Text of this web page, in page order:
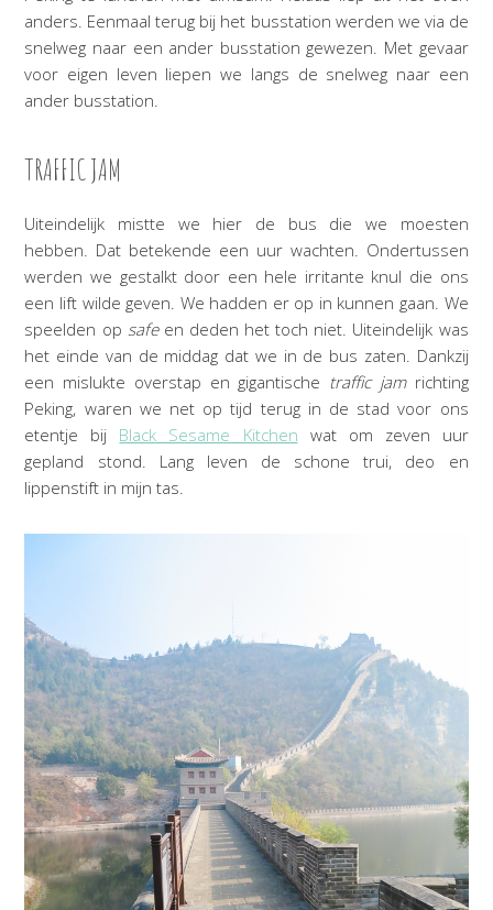
anders. Eenmaal terug bij het busstation werden we via de
snelweg naar een ander busstation gewezen. Met gevaar
voor eigen leven liepen we langs de snelweg naar een
ander busstation.
TRAFFIC JAM
Uiteindelijk mistte we hier de bus die we moesten
hebben. Dat betekende een uur wachten. Ondertussen
werden we gestalkt door een hele irritante knul die ons
een lift wilde geven. We hadden er op in kunnen gaan. We
speelden op safeen deden het toch niet. Uiteindelijk was
het einde van de middag dat we in de bus zaten. Dankzij
een mislukte overstap en gigantische traffic jamrichting
Peking, waren we net op tijd terug in de stad voor ons
etentje bij Black Sesame Kitchen wat om zeven uur
gepland stond. Lang leven de schone trui, deo en
lippenstift in mijn tas.